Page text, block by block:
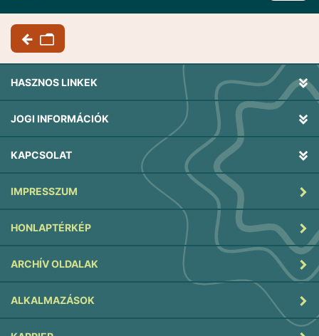
HASZNOS LINKEK
JOGI INFORMÁCIÓK
KAPCSOLAT
IMPRESSZUM
HONLAPTÉRKÉP
ARCHÍV OLDALAK
ALKALMAZÁSOK